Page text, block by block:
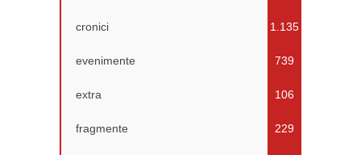
cronici 1.135
evenimente 739
extra 106
fragmente 229